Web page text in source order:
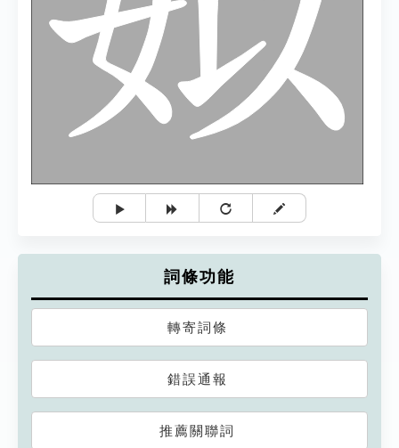
詞條功能
轉寄詞條
錯誤通報
推薦關聯詞